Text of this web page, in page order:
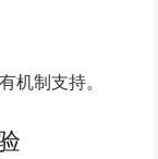
机制支持。